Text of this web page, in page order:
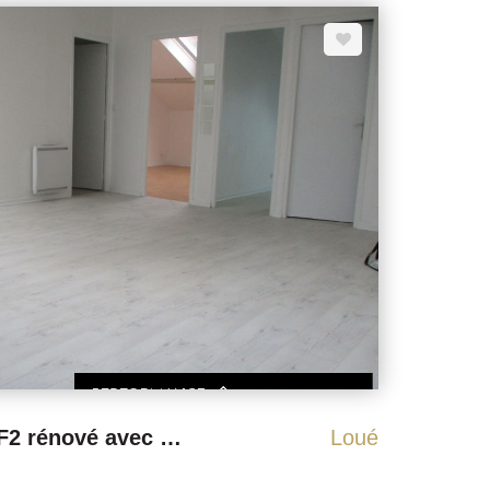
exposé sont disponibles sur le site Géorisques :
Nancy , Appartement F2 rénové avec Garage, Cave. Loué